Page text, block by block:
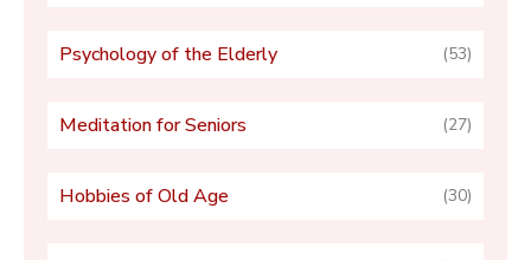
Psychology of the Elderly (53)
Meditation for Seniors (27)
Hobbies of Old Age (30)